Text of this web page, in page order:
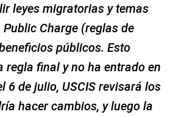
leyes migratorias y temas
Charge (reglas de
públicos. Esto
regla final y no ha entrado en
6 de julio, USCIS revisará los
hacer cambios, y luego la